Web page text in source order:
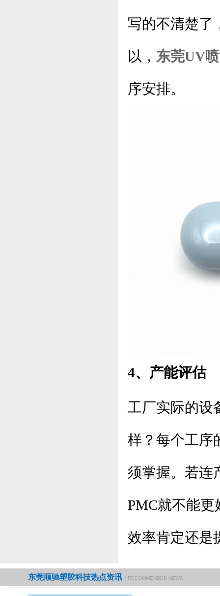
写的不清楚了
以， 东莞UV
序安排。
4、产能评估
工厂实际的设
样？每个工序
须掌握。若连
PMC就不能
效率肯定还是
东莞顺驰塑胶科技热点资讯 / RECOMMENDED NEWS